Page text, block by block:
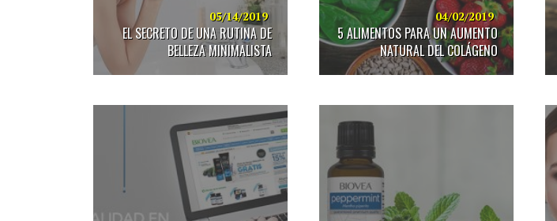
05/14/2019
EL SECRETO DE UNA RUTINA DE
BELLEZA MINIMALISTA
04/02/2019
5 ALIMENTOS PARA UN AUMENTO
NATURAL DEL COLÁGENO